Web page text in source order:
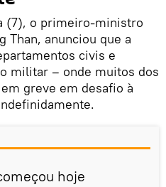
(7), o primeiro-ministro
Than, anunciou que a
civis e
militar – onde muitos dos
greve em desafio à
hoje